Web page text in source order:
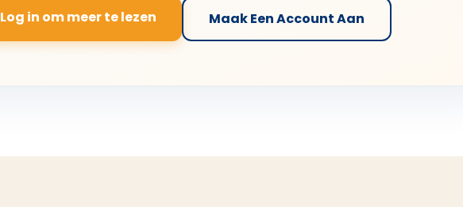
Log in om meer te lezen Maak Een Account Aan